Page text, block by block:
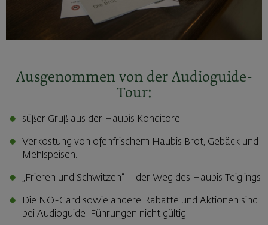
Ausgenommen von der Audioguide-
Tour:
süßer Gruß aus der Haubis Konditorei
Verkostung von ofenfrischem Haubis Brot, Gebäck und
Mehlspeisen.
„Frieren und Schwitzen“ – der Weg des Haubis Teiglings
Die NÖ-Card sowie andere Rabatte und Aktionen sind
bei Audioguide-Führungen nicht gültig.